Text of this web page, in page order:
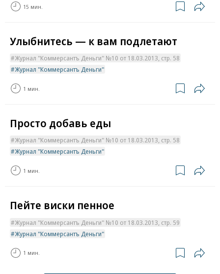
15 мин.
Улыбнитесь — к вам подлетают
Журнал "Коммерсантъ Деньги" №10 от 18.03.2013, стр. 58
Журнал "Коммерсантъ Деньги"
1 мин.
Просто добавь еды
Журнал "Коммерсантъ Деньги" №10 от 18.03.2013, стр. 58
Журнал "Коммерсантъ Деньги"
1 мин.
Пейте виски пенное
Журнал "Коммерсантъ Деньги" №10 от 18.03.2013, стр. 59
Журнал "Коммерсантъ Деньги"
1 мин.